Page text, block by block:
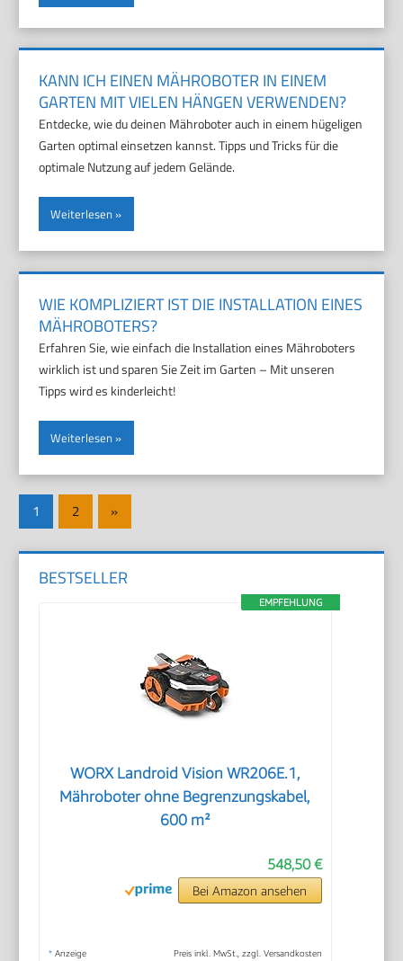
KANN ICH EINEN MÄHROBOTER IN EINEM
GARTEN MIT VIELEN HÄNGEN VERWENDEN?
Entdecke, wie du deinen Mähroboter auch in einem hügeligen
Garten optimal einsetzen kannst. Tipps und Tricks für die
optimale Nutzung auf jedem Gelände.
Weiterlesen
WIE KOMPLIZIERT IST DIE INSTALLATION EINES
MÄHROBOTERS?
Erfahren Sie, wie einfach die Installation eines Mähroboters
wirklich ist und sparen Sie Zeit im Garten – Mit unseren
Tipps wird es kinderleicht!
Weiterlesen
Seitennummerierung
der
Beiträge
1 2
Nächste
Beiträge
»
BESTSELLER
EMPFEHLUNG
WORX Landroid Vision WR206E.1,
Mähroboter ohne Begrenzungskabel,
600 m²
548,50 €
Bei Amazon ansehen
* Anzeige Preis inkl. MwSt., zzgl. Versandkosten